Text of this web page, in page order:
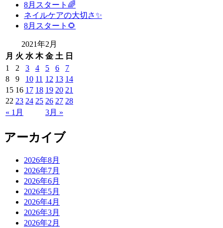
8月スタート🌈
ネイルケアの大切さ✨
8月スタート🌻
2021年2月
月 火 水 木 金 土 日
« 1月 3月 »
1 2 3 4 5 6
7
8
9 10 11 12 13 14
15 16 17 18 19 20 21
22 23 24 25 26 27 28
アーカイブ
2026年8月
2026年7月
2026年6月
2026年5月
2026年4月
2026年3月
2026年2月